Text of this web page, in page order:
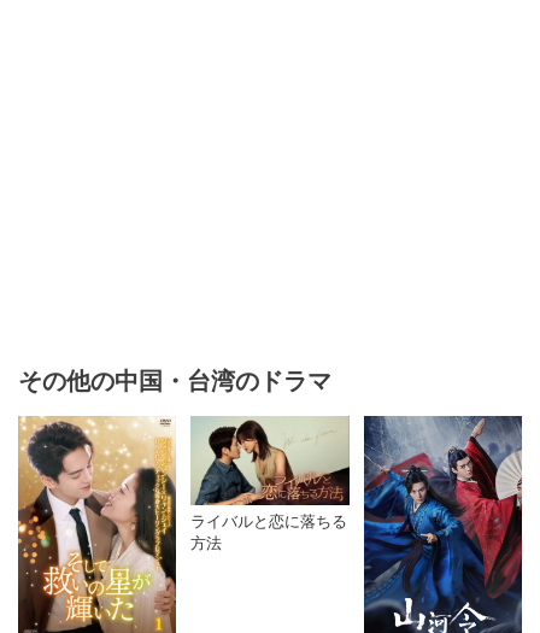
その他の中国・台湾のドラマ
ライバルと恋に落ちる
方法